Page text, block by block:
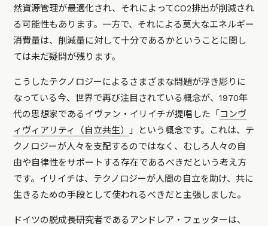
然資源管理が最適化され、それによってCO2排出が削減され
る可能性もあります。一方で、それによる莫大なエネルギー
消費量は、削減量に対して十分であるかということに関し
ては未だ疑問が残ります。
こうしたテクノロジーによるさまざまな問題が浮き彫りに
なっている今、世界で再び注目されている概念が、1970年
代の思想家であるイヴァン・イリイチが提唱した「 コンヴ
ィヴィアリティ（自立共生）
」という概念です。これは、テ
クノロジーが人々を支配するのではなく、むしろ人々の自
由や自律性をサポートする存在であるべきだという考え方
です。イリイチは、テクノロジーが人間の自立を助け、共に
生きるための手段として使われるべきだと主張しました。
ドイツの脱成長研究者であるアンドレア・フェッターは、